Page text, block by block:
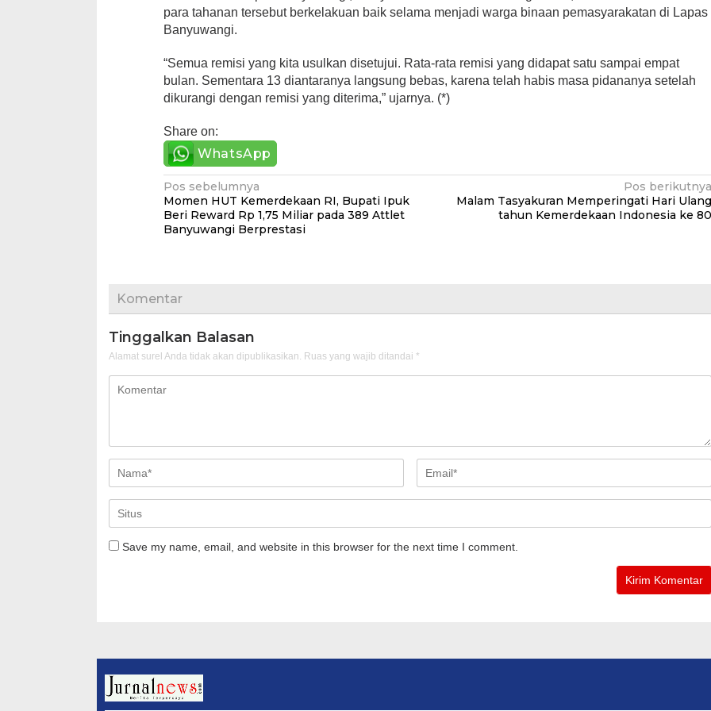
para tahanan tersebut berkelakuan baik selama menjadi warga binaan pemasyarakatan di Lapas
Banyuwangi.
“Semua remisi yang kita usulkan disetujui. Rata-rata remisi yang didapat satu sampai empat
bulan. Sementara 13 diantaranya langsung bebas, karena telah habis masa pidananya setelah
dikurangi dengan remisi yang diterima,” ujarnya. (*)
Share on:
WhatsApp
Navigasi
pos
Pos sebelumnya
Momen HUT Kemerdekaan RI, Bupati Ipuk
Beri Reward Rp 1,75 Miliar pada 389 Attlet
Banyuwangi Berprestasi
Pos berikutnya
Malam Tasyakuran Memperingati Hari Ulang
tahun Kemerdekaan Indonesia ke 80
Komentar
Tinggalkan Balasan
Alamat surel Anda tidak akan dipublikasikan. Ruas yang wajib ditandai *
Save my name, email, and website in this browser for the next time I comment.